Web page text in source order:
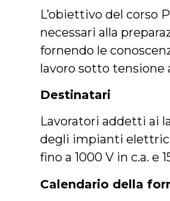
L’obiettivo del corso
necessari alla
fornendo le
lavoro sotto tensione
Destinatari
Lavoratori addetti ai
degli impianti
fino a 1000 V in c.a. e
Calendario della